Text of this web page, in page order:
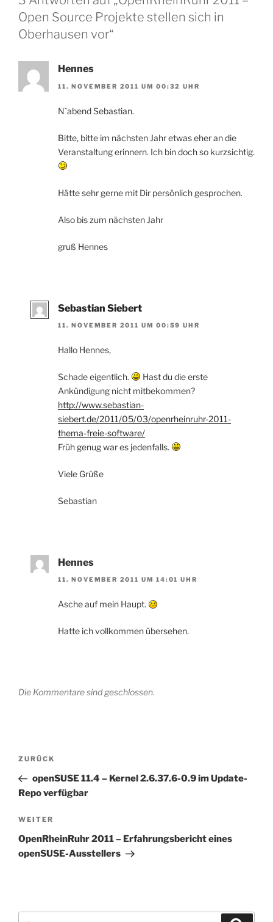
Open Source Projekte stellen sich in
Oberhausen vor“
Hennes
11. NOVEMBER 2011 UM 00:32 UHR
N`abend Sebastian.
Bitte, bitte im nächsten Jahr etwas eher an die
Veranstaltung erinnern. Ich bin doch so kurzsichtig.
Hätte sehr gerne mit Dir persönlich gesprochen.
Also bis zum nächsten Jahr
gruß Hennes
Sebastian Siebert
11. NOVEMBER 2011 UM 00:59 UHR
Hallo Hennes,
Schade eigentlich.
Hast du die erste
Ankündigung nicht mitbekommen?
http://www.sebastian-
siebert.de/2011/05/03/openrheinruhr-2011-
thema-freie-software/
Früh genug war es jedenfalls.
Viele Grüße
Sebastian
Hennes
11. NOVEMBER 2011 UM 14:01 UHR
Asche auf mein Haupt.
Hatte ich vollkommen übersehen.
Die Kommentare sind geschlossen.
Beitragsnavigation
Vorheriger
Beitrag
ZURÜCK
openSUSE 11.4 – Kernel 2.6.37.6-0.9 im Update-
Repo verfügbar
Nächster
Beitrag
WEITER
OpenRheinRuhr 2011 – Erfahrungsbericht eines
openSUSE-Ausstellers